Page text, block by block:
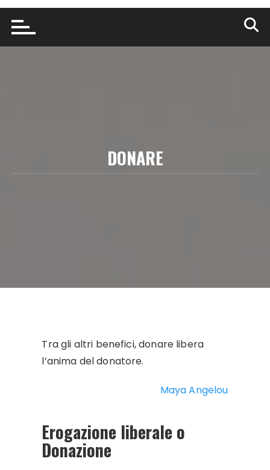
DONARE
Tra gli altri benefici, donare libera
l’anima del donatore.
Maya Angelou
Erogazione liberale o
Donazione